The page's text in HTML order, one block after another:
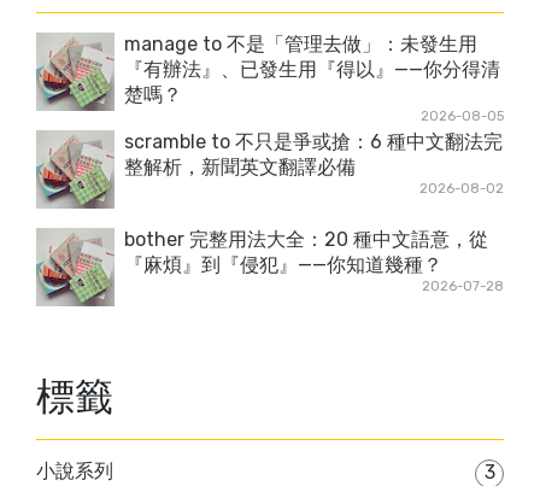
manage to 不是「管理去做」：未發生用
『有辦法』、已發生用『得以』——你分得清
楚嗎？
2026-08-05
scramble to 不只是爭或搶：6 種中文翻法完
整解析，新聞英文翻譯必備
2026-08-02
bother 完整用法大全：20 種中文語意，從
『麻煩』到『侵犯』——你知道幾種？
2026-07-28
標籤
小說系列
3